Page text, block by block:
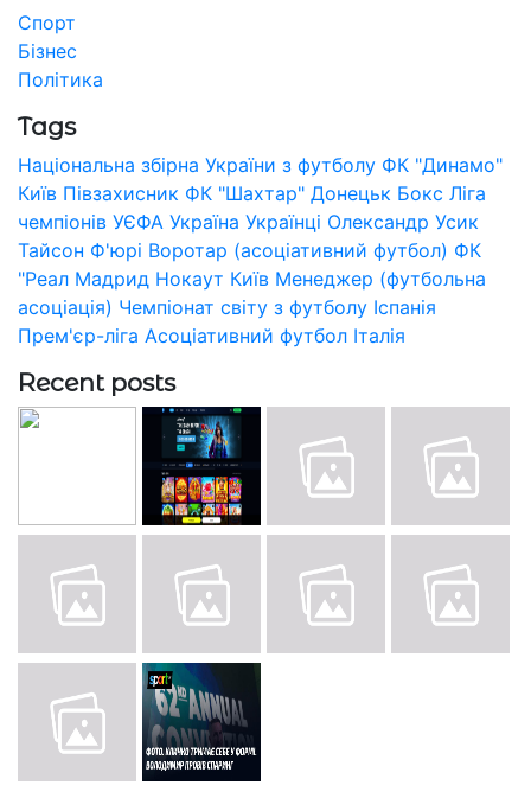
Спорт
Бізнес
Політика
Tags
Національна збірна України з футболу ФК "Динамо"
Київ Півзахисник ФК "Шахтар" Донецьк Бокс Ліга
чемпіонів УЄФА Україна Українці Олександр Усик
Тайсон Ф'юрі Воротар (асоціативний футбол) ФК
"Реал Мадрид Нокаут Київ Менеджер (футбольна
асоціація) Чемпіонат світу з футболу Іспанія
Прем'єр-ліга Асоціативний футбол Італія
Recent posts